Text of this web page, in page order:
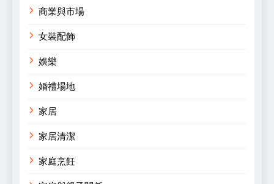
商業與市場
女裝配飾
娛樂
婚禮場地
家居
家居清潔
家庭烹飪